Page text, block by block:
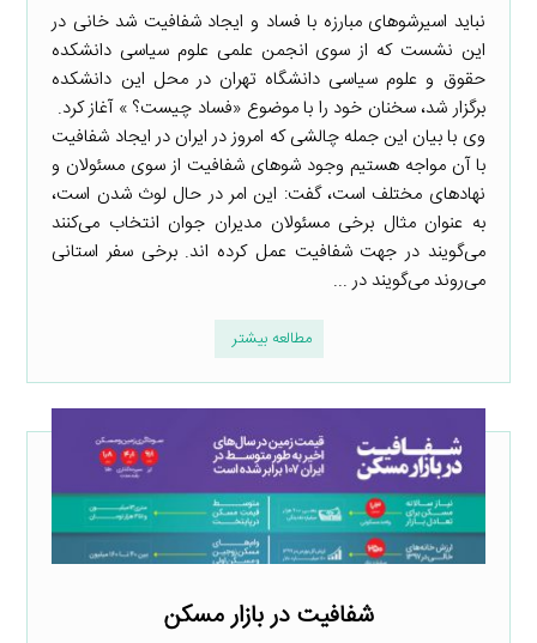
نباید اسیرشوهای مبارزه با فساد و ایجاد شفافیت شد خانی در
این نشست که از سوی انجمن علمی علوم سیاسی دانشکده
حقوق و علوم سیاسی دانشگاه تهران در محل این دانشکده
برگزار شد، سخنان خود را با موضوع «فساد چیست؟ » آغاز کرد.
وی با بیان این جمله چالشی که امروز در ایران در ایجاد شفافیت
با آن مواجه هستیم وجود شوهای شفافیت از سوی مسئولان و
نهادهای مختلف است، گفت: این امر در حال لوث شدن است،
به عنوان مثال برخی مسئولان مدیران جوان انتخاب می‌کنند
می‌گویند در جهت شفافیت عمل کرده اند. برخی سفر استانی
می‌روند می‌گویند در ...
مطالعه بیشتر
شفافیت در بازار مسکن